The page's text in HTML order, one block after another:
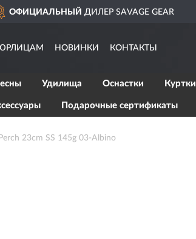
ОФИЦИАЛЬНЫЙ ДИЛЕР SAVAGE GEAR
НОВИНКИ КОНТАКТЫ
Удилища Оснастки Куртки
Подарочные сертификаты
23cm SS 145g 03-Albino